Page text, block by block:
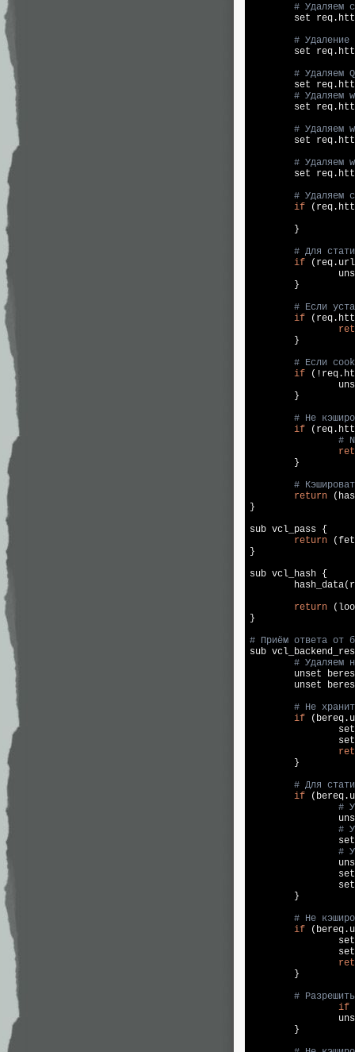
# Удаляем
set
#
set
# Удаляем
set
# Удаляем
set
# Удаляем
set
# Удаляем
set
# Удаляем
if
        }
# Для
if
        }
# Если
if
        }
# Если
if
        }
# Не
if
#
        }
#
return
}
sub vcl_pass {
return
}
sub vcl_hash {
return
}
# Приём ответа от
sub
# Удаляем
unset
unset
# Не
if
set
set
        }
# Для
if
#
#
set
#
set
set
        }
# Не
if
set
set
        }
#
if
        }